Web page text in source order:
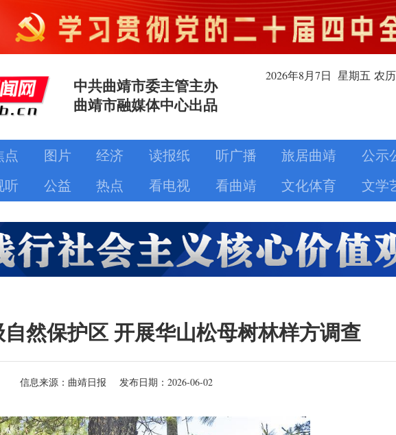
中共曲靖市委主管主办
曲靖市融媒体中心出品
2026年8月7日 星期五 农历
点 图片 经济 读报纸 听广播 旅居曲靖 公示
听 公益 热点 看电视 看曲靖 文化体育 文学
然保护区 开展华山松母树林样方调查
信息来源：曲靖日报 发布日期：2026-06-02